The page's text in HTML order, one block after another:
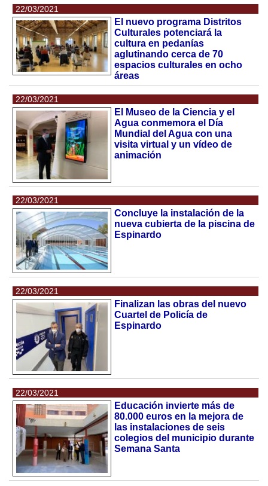
22/03/2021
El nuevo programa Distritos
Culturales potenciará la
cultura en pedanías
aglutinando cerca de 70
espacios culturales en ocho
áreas
22/03/2021
El Museo de la Ciencia y el
Agua conmemora el Día
Mundial del Agua con una
visita virtual y un vídeo de
animación
22/03/2021
Concluye la instalación de la
nueva cubierta de la piscina de
Espinardo
22/03/2021
Finalizan las obras del nuevo
Cuartel de Policía de
Espinardo
22/03/2021
Educación invierte más de
80.000 euros en la mejora de
las instalaciones de seis
colegios del municipio durante
Semana Santa